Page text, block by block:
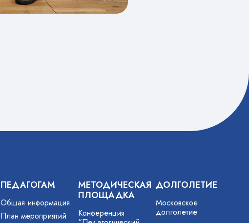
ПЕДАГОГАМ
Общая информация
План мероприятий
МЕТОДИЧЕСКАЯ
ПЛОЩАДКА
Конференция
ДОЛГОЛЕТИЕ
Московское
долголетие